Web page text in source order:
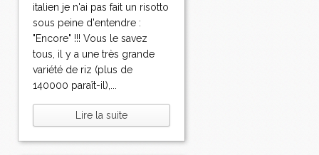
italien je n'ai pas fait un risotto
sous peine d'entendre :
"Encore" !!! Vous le savez
tous, il y a une très grande
variété de riz (plus de
140000 paraît-il),...
Lire la suite